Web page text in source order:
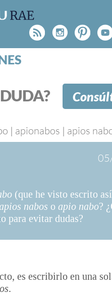
Rss
patrocinada por la
cuyo objetivo es
en los medios de
| apionabos | apios
(que he visto escrito
nabos o apio nabo?
para evitar dudas?
es escribirlo en una
.